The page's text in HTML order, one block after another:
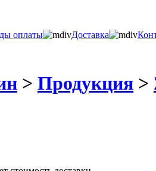
оплаты Доставка
> Продукция >